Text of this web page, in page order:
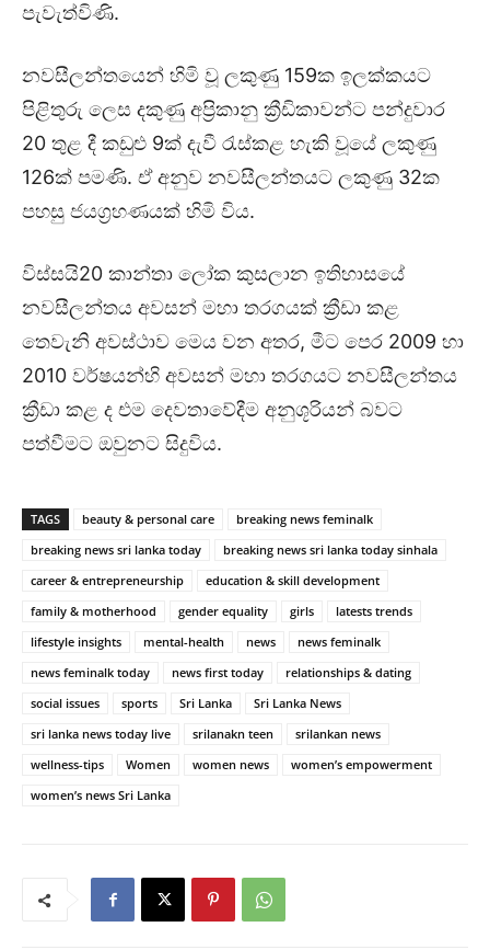
පැවැත්විණි.
නවසීලන්තයෙන් හිමි වූ ලකුණු 159ක ඉලක්කයට
පිළිතුරු ලෙස දකුණු අප්‍රිකානු ක්‍රීඩිකාවන්ට පන්දුවාර
20 තුළ දී කඩුළු 9ක් දැවී රැස්කළ හැකි වූයේ ලකුණු
126ක් පමණි. ඒ අනුව නවසීලන්තයට ලකුණු 32ක
පහසු ජයග්‍රහණයක් හිමි විය.
විස්සයි20 කාන්තා ලෝක කුසලාන ඉතිහාසයේ
නවසීලන්තය අවසන් මහා තරගයක් ක්‍රීඩා කළ
තෙවැනි අවස්ථාව මෙය වන අතර, මීට පෙර 2009 හා
2010 වර්ෂයන්හි අවසන් මහා තරගයට නවසීලන්තය
ක්‍රීඩා කළ ද එම දෙවතාවේදීම අනුශූරියන් බවට
පත්වීමට ඔවුනට සිදුවිය.
TAGS beauty & personal care
breaking news feminalk
breaking news sri lanka today
breaking news sri lanka today sinhala
career & entrepreneurship
education & skill development
family & motherhood
gender equality girls
latests trends
lifestyle insights
mental-health news
news feminalk
news feminalk today
news first today
relationships & dating
social issues
sports Sri Lanka
Sri Lanka News
sri lanka news today live
srilanakn teen
srilankan news
wellness-tips
Women women news
women’s empowerment
women’s news Sri Lanka